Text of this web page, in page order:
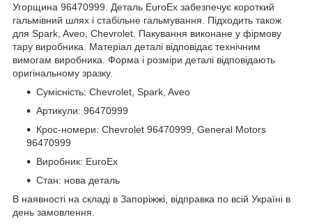
Угорщина 96470999. Деталь EuroEx забезпечує короткий
гальмівний шлях і стабільне гальмування. Підходить також
для Spark, Aveo, Chevrolet. Пакування виконане у фірмову
тару виробника. Матеріал деталі відповідає технічним
вимогам виробника. Форма і розміри деталі відповідають
оригінальному зразку.
Сумісність: Chevrolet, Spark, Aveo
Артикули: 96470999
Крос-номери: Chevrolet 96470999, General Motors
96470999
Виробник: EuroEx
Стан: нова деталь
В наявності на складі в Запоріжжі, відправка по всій Україні в
день замовлення.